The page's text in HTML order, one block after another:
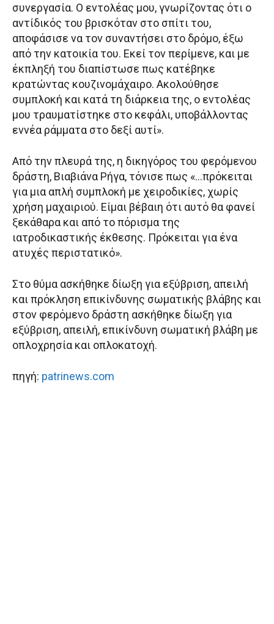
συνεργασία. Ο εντολέας μου, γνωρίζοντας ότι ο
αντίδικός του βρισκόταν στο σπίτι του,
αποφάσισε να τον συναντήσει στο δρόμο, έξω
από την κατοικία του. Εκεί τον περίμενε, και με
έκπληξή του διαπίστωσε πως κατέβηκε
κρατώντας κουζινομάχαιρο. Ακολούθησε
συμπλοκή και κατά τη διάρκεια της, ο εντολέας
μου τραυματίστηκε στο κεφάλι, υποβάλλοντας
εννέα ράμματα στο δεξί αυτί».
Από την πλευρά της, η δικηγόρος του φερόμενου
δράστη, Βιαβιάνα Ρήγα, τόνισε πως «…πρόκειται
για μια απλή συμπλοκή με χειροδικίες, χωρίς
χρήση μαχαιριού. Είμαι βέβαιη ότι αυτό θα φανεί
ξεκάθαρα και από το πόρισμα της
ιατροδικαστικής έκθεσης. Πρόκειται για ένα
ατυχές περιστατικό».
Στο θύμα ασκήθηκε δίωξη για εξύβριση, απειλή
και πρόκληση επικίνδυνης σωματικής βλάβης και
στον φερόμενο δράστη ασκήθηκε δίωξη για
εξύβριση, απειλή, επικίνδυνη σωματική βλάβη με
οπλοχρησία και οπλοκατοχή.
πηγή: patrinews.com